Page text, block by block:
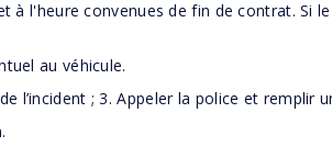
l'heure convenues de fin de contrat. Si
au véhicule.
l’incident ; 3. Appeler la police et remplir